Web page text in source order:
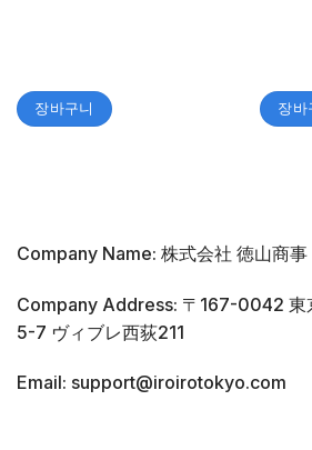
장바구니 장바
Company Name: 株式会社 徳山商事
Company Address: 〒167-0042 東
5-7 ヴィブレ西荻211
Email: support@iroirotokyo.com